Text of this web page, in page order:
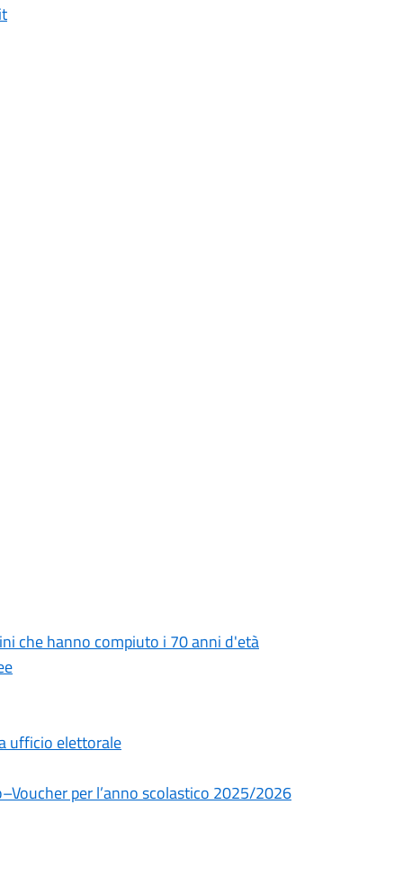
che hanno compiuto i 70 anni d'età
ufficio elettorale
per l’anno scolastico 2025/2026